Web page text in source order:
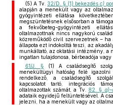
(5) A Tv. 32/D. § (1) bekezdésc)
alapján a menekült vagy az
gyógyintézeti ellátása
megszüntetésnek elsősorban a
a fekvőbeteg-gyógyintézeti
oltalmazottnak nincs nagykorú
közreműködő civil szervezetnek –
állapota ezt indokolttá teszi, az
munkáltató, az oktatási intézmény, a
ingatlan tulajdonosa, bérbeadója vagy
61/J. § (1) A családsegítő
menekültügyi hatóság felé
rendelkező, a családsegítő
kapcsolatot tartó, integrációs
oltalmazottak számát, a Tv. 82. §
adataik egyidejű feltüntetésével. A
jelezni, ha a menekült vagy az